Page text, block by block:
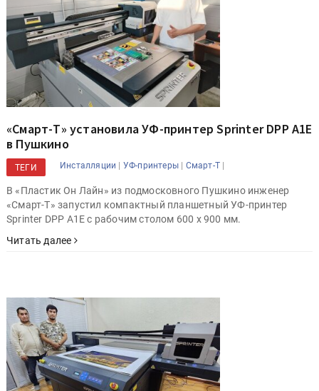
«Смарт-Т» установила УФ-принтер Sprinter DPP A1E
в Пушкино
ТЕГИ Инсталляции | УФ-принтеры | Смарт-Т |
В «Пластик Он Лайн» из подмосковного Пушкино инженер
«Смарт-Т» запустил компактный планшетный УФ-принтер
Sprinter DPP A1E с рабочим столом 600 х 900 мм.
Читать далее